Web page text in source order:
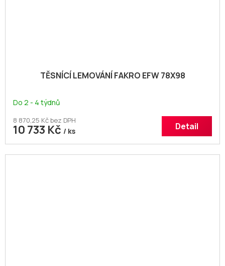
TĚSNÍCÍ LEMOVÁNÍ FAKRO EFW 78X98
Do 2 - 4 týdnů
8 870,25 Kč bez DPH
10 733 Kč / ks Detail